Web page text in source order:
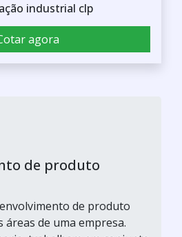
industrial clp
agora
de produto
de produto
de uma empresa.